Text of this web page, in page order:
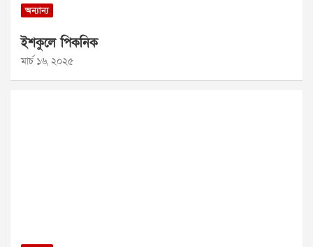
অন্যান্য
ইশকুলে পিকনিক
মার্চ ১৬, ২০২৫